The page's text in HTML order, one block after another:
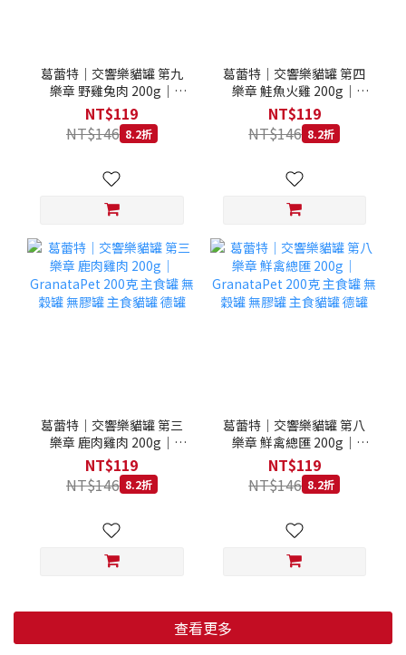
葛蕾特｜交響樂貓罐 第九
樂章 野雞兔肉 200g｜
GranataPet 200克 主食罐
無穀罐 無膠罐 主食貓罐 德
罐
NT$119
NT$146 8.2折
葛蕾特｜交響樂貓罐 第四
樂章 鮭魚火雞 200g｜
GranataPet 200克 主食罐
無穀罐 無膠罐 主食貓罐 德
罐
NT$119
NT$146 8.2折
葛蕾特｜交響樂貓罐 第三
樂章 鹿肉雞肉 200g｜
GranataPet 200克 主食罐
無穀罐 無膠罐 主食貓罐 德
罐
NT$119
NT$146 8.2折
葛蕾特｜交響樂貓罐 第八
樂章 鮮禽總匯 200g｜
GranataPet 200克 主食罐
無穀罐 無膠罐 主食貓罐 德
罐
NT$119
NT$146 8.2折
查看更多